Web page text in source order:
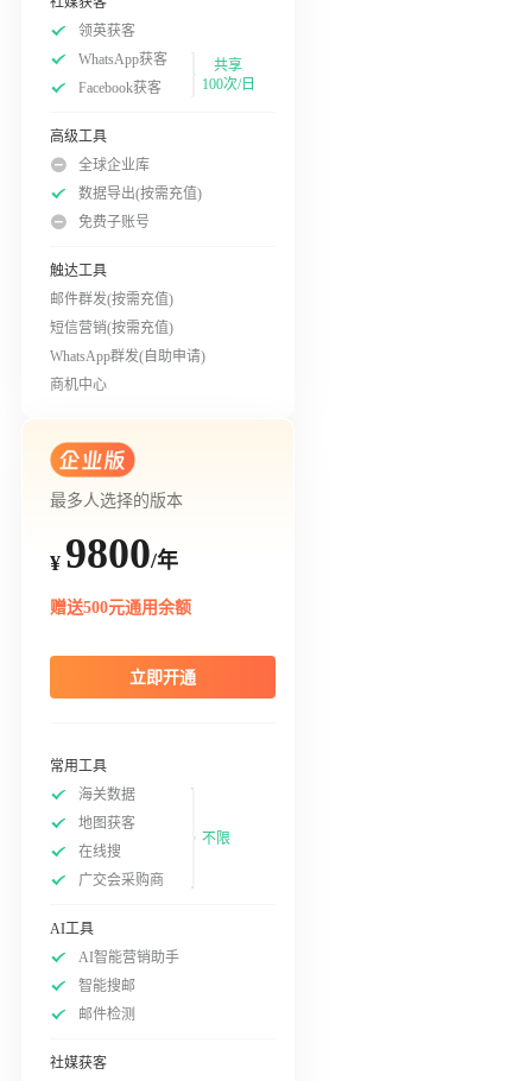
领英获客
WhatsApp获客
Facebook获客
共享
100次/日
高级工具
全球企业库
数据导出(按需充值)
免费子账号
触达工具
邮件群发(按需充值)
短信营销(按需充值)
WhatsApp群发(自助申请)
商机中心
最多人选择的版本
¥ 9800/年
赠送500元通用余额
立即开通
常用工具
海关数据
地图获客
在线搜
广交会采购商
不限
AI工具
AI智能营销助手
智能搜邮
邮件检测
社媒获客